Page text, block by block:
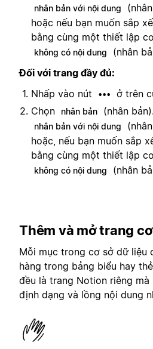
nhân bản với nội dung
hoặc nếu bạn muốn sắp
bằng cùng một thiết lập
không có nội dung
(nhân
Đối với trang đầy đủ:
Nhấp vào nút
•••
ở trên
Chọn
nhân bản (nhân
nhân bản với nội dung
hoặc, nếu bạn muốn sắp
bằng cùng một thiết lập
không có nội dung
(nhân
Thêm và mở trang
Mỗi mục trong cơ sở dữ liệu
hàng trong bảng biểu hay
đều là trang Notion riêng
định dạng và lồng nội dung